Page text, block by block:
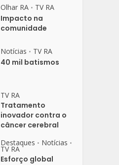
Olhar RA • TV RA
Impacto na
comunidade
Notícias • TV RA
40 mil batismos
TV RA
Tratamento
inovador contra o
câncer cerebral
Destaques • Notícias •
TV RA
Esforço global